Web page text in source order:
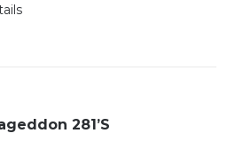
281’S